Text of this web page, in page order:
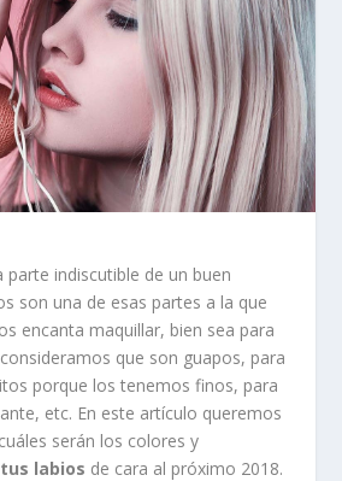
parte indiscutible de un buen
son una de esas partes a la que
encanta maquillar, bien sea para
que son guapos, para
porque los tenemos finos, para
etc. En este artículo queremos
serán los colores y
labios de cara al próximo 2018.